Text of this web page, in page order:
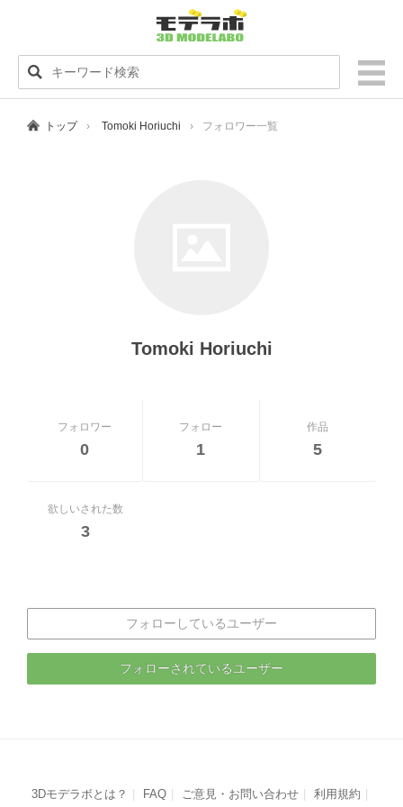
トップ Tomoki Horiuchi フォロワー一覧
Tomoki Horiuchi
フォロワー
0
フォロー
1
作品
5
欲しいされた数
3
フォローしているユーザー
フォローされているユーザー
3Dモデラボとは？ FAQ ご意見・お問い合わせ
利用規約